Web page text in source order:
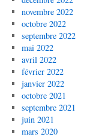
novembre 2022
octobre 2022
septembre 2022
mai 2022
avril 2022
février 2022
janvier 2022
octobre 2021
septembre 2021
juin 2021
mars 2020